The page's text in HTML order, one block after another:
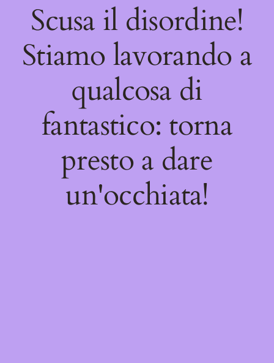
Scusa il disordine!
Stiamo lavorando a
qualcosa di
fantastico: torna
presto a dare
un'occhiata!